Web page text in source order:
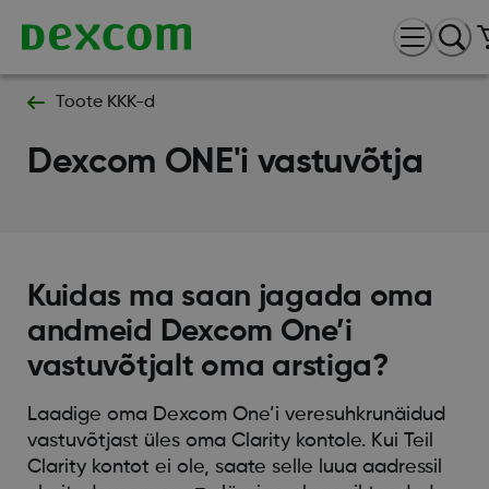
Toote KKK-d
Dexcom ONE'i vastuvõtja
Kuidas ma saan jagada oma
andmeid Dexcom One’i
vastuvõtjalt oma arstiga?
Laadige oma Dexcom One’i veresuhkrunäidud
vastuvõtjast üles oma Clarity kontole. Kui Teil
Clarity kontot ei ole, saate selle luua aadressil